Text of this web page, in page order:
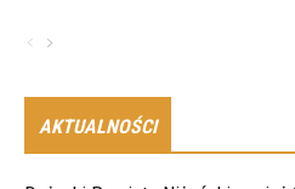
AKTUALNOŚCI